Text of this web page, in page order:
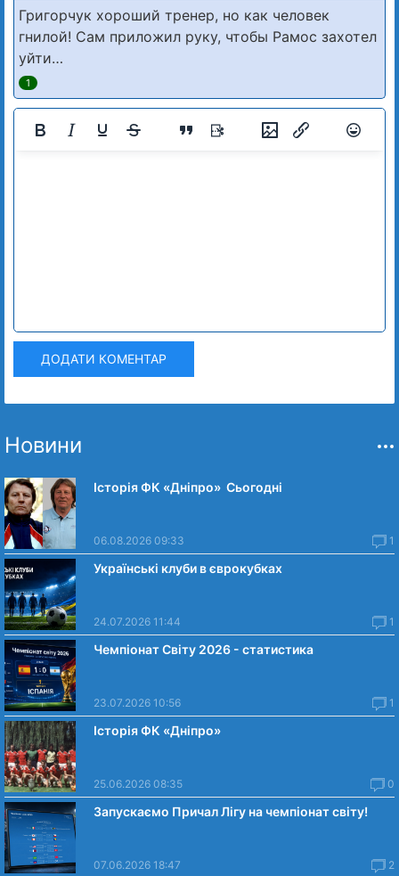
Григорчук хороший тренер, но как человек
гнилой! Сам приложил руку, чтобы Рамос захотел
уйти…
1
ДОДАТИ КОМЕНТАР
Новини
Історія ФК «Дніпро» Сьогодні
06.08.2026 09:33 1
Українські клуби в єврокубках
24.07.2026 11:44 1
Чемпіонат Світу 2026 - статистика
23.07.2026 10:56 1
Історія ФК «Дніпро»
25.06.2026 08:35 0
Запускаємо Причал Лігу на чемпіонат світу!
07.06.2026 18:47 2